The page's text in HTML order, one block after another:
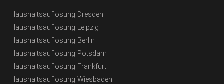
Haushaltsauflösung Dresden
Haushaltsauflösung Leipzig
Haushaltsauflösung Berlin
Haushaltsauflösung Potsdam
Haushaltsauflösung Frankfurt
Haushaltsauflösung Wiesbaden